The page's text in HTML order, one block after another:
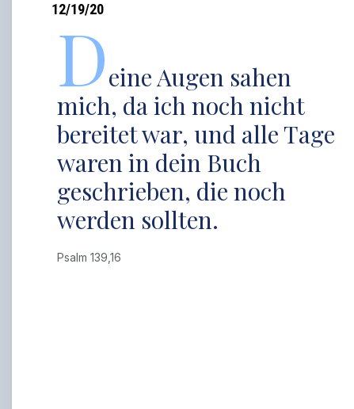
12/19/20
Deine Augen sahen
mich, da ich noch nicht
bereitet war, und alle Tage
waren in dein Buch
geschrieben, die noch
werden sollten.
Psalm 139,16